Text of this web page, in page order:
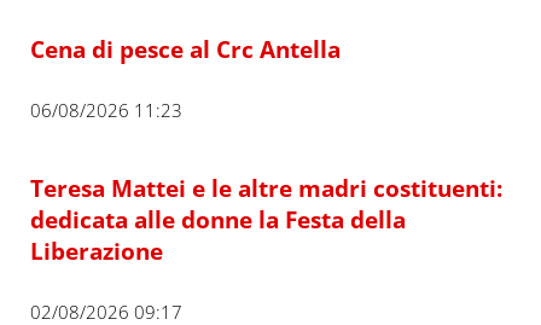
Cena di pesce al Crc Antella
06/08/2026 11:23
Teresa Mattei e le altre madri costituenti:
dedicata alle donne la Festa della
Liberazione
02/08/2026 09:17